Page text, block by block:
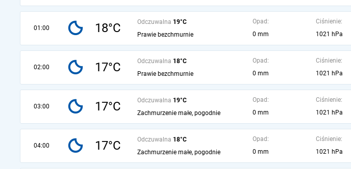
01:00 18°C Odczuwalna 19°C
Prawie bezchmurnie
Opad:
0 mm
Ciśnienie:
1021 hPa
02:00 17°C Odczuwalna 18°C
Prawie bezchmurnie
Opad:
0 mm
Ciśnienie:
1021 hPa
03:00 17°C Odczuwalna 19°C
Zachmurzenie małe, pogodnie
Opad:
0 mm
Ciśnienie:
1021 hPa
04:00 17°C Odczuwalna 18°C
Zachmurzenie małe, pogodnie
Opad:
0 mm
Ciśnienie:
1021 hPa